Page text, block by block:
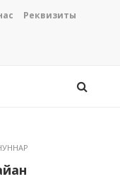
Реквизиты